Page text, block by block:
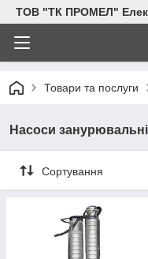
ТОВ "ТК ПРОМЕЛ"
Товари та послуги
Насоси
Сортування